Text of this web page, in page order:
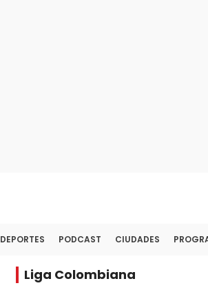
DEPORTES PODCAST CIUDADES
Liga Colombiana